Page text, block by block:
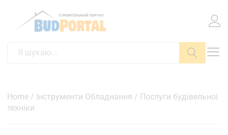
Home / Інструменти Обладнання / Послуги будівельноі
техніки